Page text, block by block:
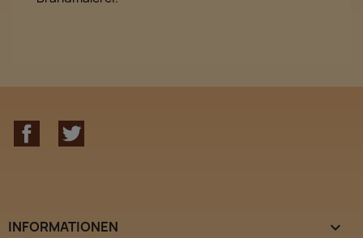
Facebook
INFORMATIONEN 